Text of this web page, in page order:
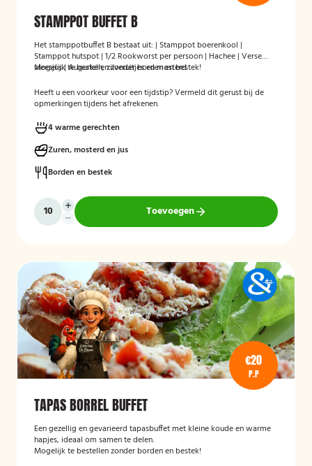
STAMPPOT BUFFET B
Het stamppotbuffet B bestaat uit: | Stamppot boerenkool |
Stamppot hutspot | 1/2 Rookworst per persoon | Hachee | Verse
vleesjus | Augurken, zilveruitjes en mosterd
Mogelijk te bestellen zonder borden en bestek!
Heeft u een voorkeur voor een tijdstip? Vermeld dit gerust bij de
opmerkingen tijdens het afrekenen.
4 warme gerechten
Zuren, mosterd en jus
Borden en bestek
Toevoegen
€20
P.P
TAPAS BORREL BUFFET
Een gezellig en gevarieerd tapasbuffet met kleine koude en warme
hapjes, ideaal om samen te delen.
Mogelijk te bestellen zonder borden en bestek!